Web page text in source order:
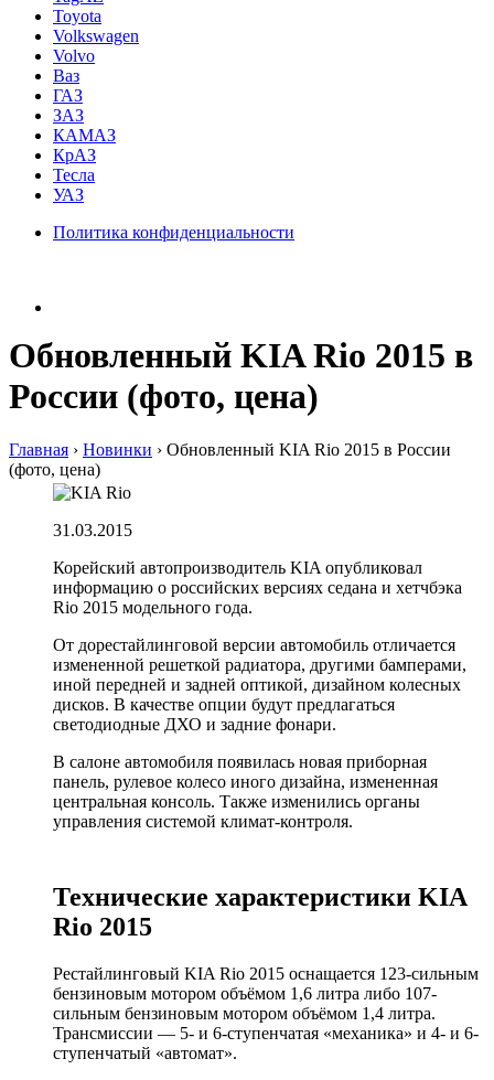
Toyota
Volkswagen
Volvo
Ваз
ГАЗ
ЗАЗ
КАМАЗ
КрАЗ
Тесла
УАЗ
Политика конфиденциальности
Обновленный KIA Rio 2015 в
России (фото, цена)
Главная › Hовинки › Обновленный KIA Rio 2015 в России
(фото, цена)
31.03.2015
Корейский автопроизводитель KIA опубликовал
информацию о российских версиях седана и хетчбэка
Rio 2015 модельного года.
От дорестайлинговой версии автомобиль отличается
измененной решеткой радиатора, другими бамперами,
иной передней и задней оптикой, дизайном колесных
дисков. В качестве опции будут предлагаться
светодиодные ДХО и задние фонари.
В салоне автомобиля появилась новая приборная
панель, рулевое колесо иного дизайна, измененная
центральная консоль. Также изменились органы
управления системой климат-контроля.
Технические характеристики KIA
Rio 2015
Рестайлинговый KIA Rio 2015 оснащается 123-сильным
бензиновым мотором объёмом 1,6 литра либо 107-
сильным бензиновым мотором объёмом 1,4 литра.
Трансмиссии — 5- и 6-ступенчатая «механика» и 4- и 6-
ступенчатый «автомат».